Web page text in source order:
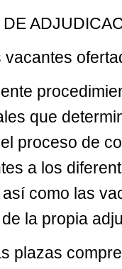
vacantes
que
proceso de
a los
como las
la propia
plazas